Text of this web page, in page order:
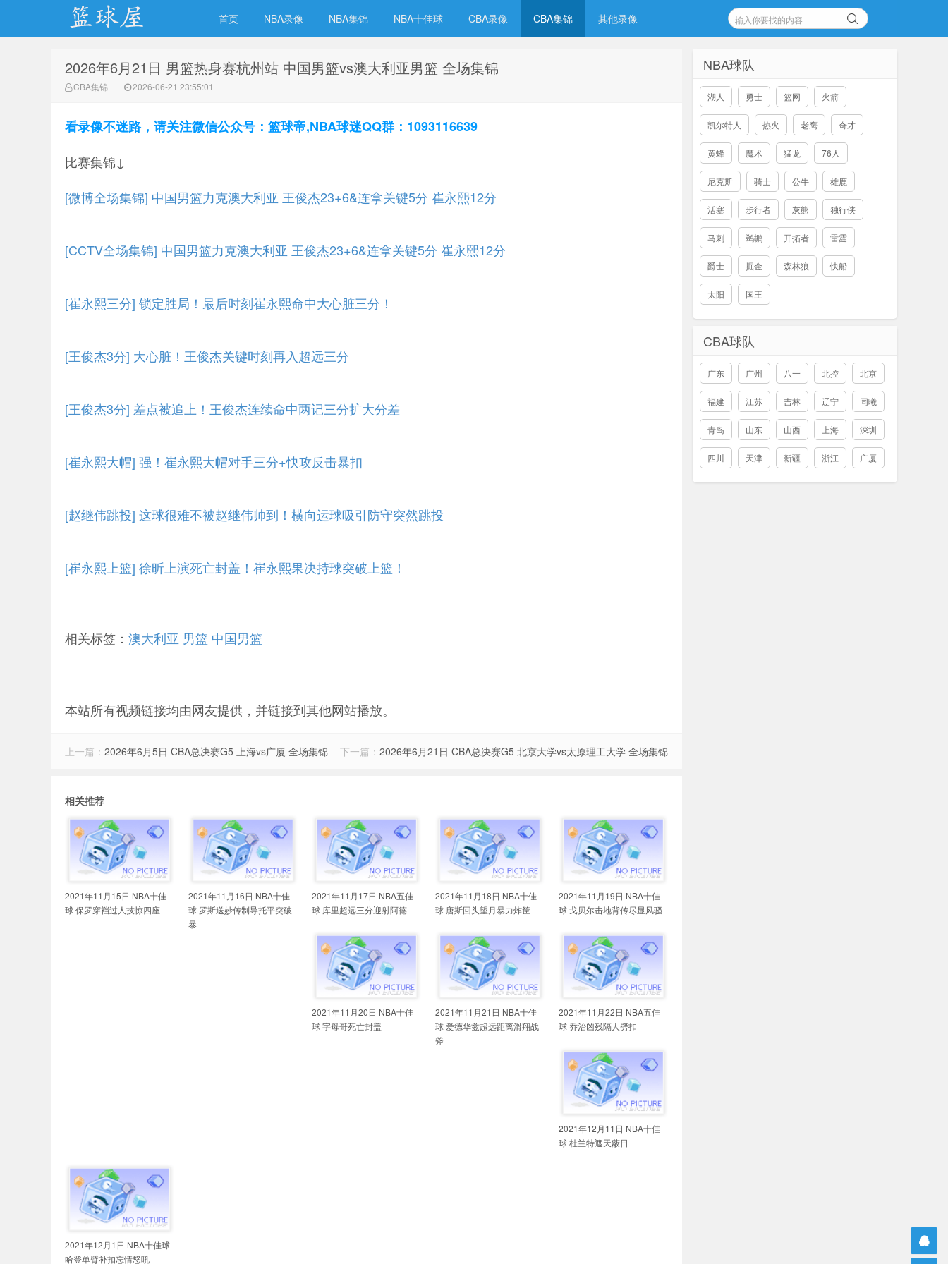
NBA录像网
首页 NBA录像 NBA集锦 NBA十佳球 CBA录像 CBA集锦 其他录像
2026年6月21日 男篮热身赛杭州站 中国男篮vs澳大利亚男篮 全场集锦
CBA集锦 2026-06-21 23:55:01
看录像不迷路，请关注微信公众号：篮球帝,NBA球迷QQ群：1093116639
比赛集锦↓
[微博全场集锦] 中国男篮力克澳大利亚 王俊杰23+6&连拿关键5分 崔永熙12分
[CCTV全场集锦] 中国男篮力克澳大利亚 王俊杰23+6&连拿关键5分 崔永熙12分
[崔永熙三分] 锁定胜局！最后时刻崔永熙命中大心脏三分！
[王俊杰3分] 大心脏！王俊杰关键时刻再入超远三分
[王俊杰3分] 差点被追上！王俊杰连续命中两记三分扩大分差
[崔永熙大帽] 强！崔永熙大帽对手三分+快攻反击暴扣
[赵继伟跳投] 这球很难不被赵继伟帅到！横向运球吸引防守突然跳投
[崔永熙上篮] 徐昕上演死亡封盖！崔永熙果决持球突破上篮！
相关标签： 澳大利亚 男篮 中国男篮
本站所有视频链接均由网友提供，并链接到其他网站播放。
上一篇： 2026年6月5日 CBA总决赛G5 上海vs广厦 全场集锦 下一篇： 2026年6月21日 CBA总决赛G5 北京大学vs太原理工大学 全场集锦
相关推荐
2021年11月15日 NBA十佳
球 保罗穿裆过人技惊四座
2021年11月16日 NBA十佳
球 罗斯送妙传制导托平突破
暴
2021年11月17日 NBA五佳
球 库里超远三分迎射阿德
2021年11月18日 NBA十佳
球 唐斯回头望月暴力炸筐
2021年11月19日 NBA十佳
球 戈贝尔击地背传尽显风骚
2021年11月20日 NBA十佳
球 字母哥死亡封盖
2021年11月21日 NBA十佳
球 爱德华兹超远距离滑翔战
斧
2021年11月22日 NBA五佳
球 乔治凶残隔人劈扣
2021年12月11日 NBA十佳
球 杜兰特遮天蔽日
2021年12月1日 NBA十佳球
哈登单臂补扣忘情怒吼
NBA球队
湖人 勇士 篮网 火箭
凯尔特人 热火 老鹰 奇才
黄蜂 魔术 猛龙 76人
尼克斯 骑士 公牛 雄鹿
活塞 步行者 灰熊 独行侠
马刺 鹈鹕 开拓者 雷霆
爵士 掘金 森林狼 快船
太阳 国王
CBA球队
广东 广州 八一 北控 北京
福建 江苏 吉林 辽宁 同曦
青岛 山东 山西 上海 深圳
四川 天津 新疆 浙江 广厦